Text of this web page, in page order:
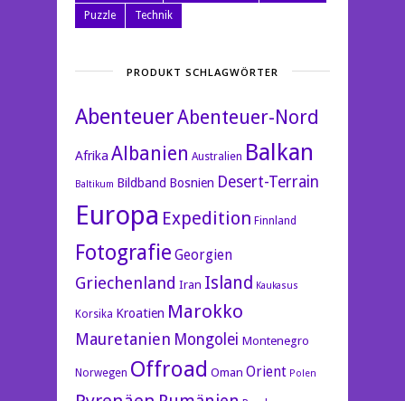
Puzzle
Technik
PRODUKT SCHLAGWÖRTER
AbenteuerAbenteuer-Nord
Afrika Albanien Australien Balkan
Baltikum Bildband Bosnien Desert-Terrain
Europa Expedition Finnland
Fotografie Georgien
Griechenland Iran Island Kaukasus
Korsika Kroatien Marokko
Mauretanien Mongolei Montenegro
Norwegen Offroad Oman Orient Polen